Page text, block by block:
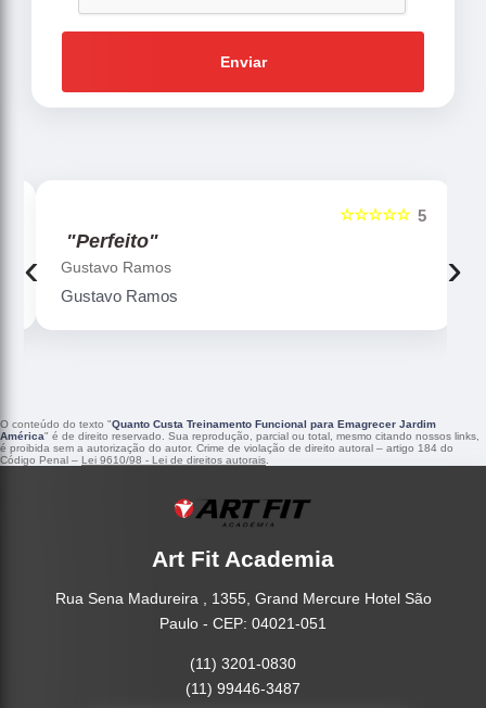
Enviar
5
☆☆☆☆☆
"Perfeito"
Gustavo Ramos
Gustavo Ramos
‹ ›
O conteúdo do texto "Quanto Custa Treinamento Funcional para Emagrecer Jardim
América" é de direito reservado. Sua reprodução, parcial ou total, mesmo citando nossos links,
é proibida sem a autorização do autor. Crime de violação de direito autoral – artigo 184 do
Código Penal – Lei 9610/98 - Lei de direitos autorais
Art Fit Academia
Rua Sena Madureira , 1355, Grand Mercure Hotel São
Paulo - CEP: 04021-051
(11) 3201-0830
(11) 99446-3487